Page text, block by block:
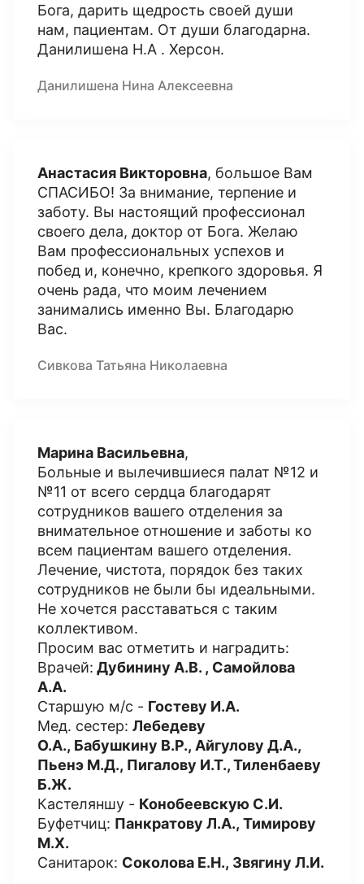
Бога, дарить щедрость своей души
нам, пациентам. От души благодарна.
Данилишена Н.А . Херсон.
Данилишена Нина Алексеевна
Анастасия Викторовна, большое Вам
СПАСИБО! За внимание, терпение и
заботу. Вы настоящий профессионал
своего дела, доктор от Бога. Желаю
Вам профессиональных успехов и
побед и, конечно, крепкого здоровья. Я
очень рада, что моим лечением
занимались именно Вы. Благодарю
Вас.
Сивкова Татьяна Николаевна
Марина Васильевна,
Больные и вылечившиеся палат №12 и
№11 от всего сердца благодарят
сотрудников вашего отделения за
внимательное отношение и заботы ко
всем пациентам вашего отделения.
Лечение, чистота, порядок без таких
сотрудников не были бы идеальными.
Не хочется расставаться с таким
коллективом.
Просим вас отметить и наградить:
Врачей: Дубинину А.В. , Самойлова
А.А.
Старшую м/с - Гостеву И.А.
Мед. сестер: Лебедеву
О.А., Бабушкину В.Р., Айгулову Д.А.,
Пьенэ М.Д., Пигалову И.Т., Тиленбаеву
Б.Ж.
Кастеляншу - Конобеевскую С.И.
Буфетчиц: Панкратову Л.А., Тимирову
М.Х.
Санитарок: Соколова Е.Н., Звягину Л.И.